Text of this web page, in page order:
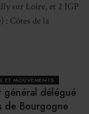
sur Loire, et 2 IGP
: Côtes de la
ET MOUVEMENTS
général délégué
de Bourgogne